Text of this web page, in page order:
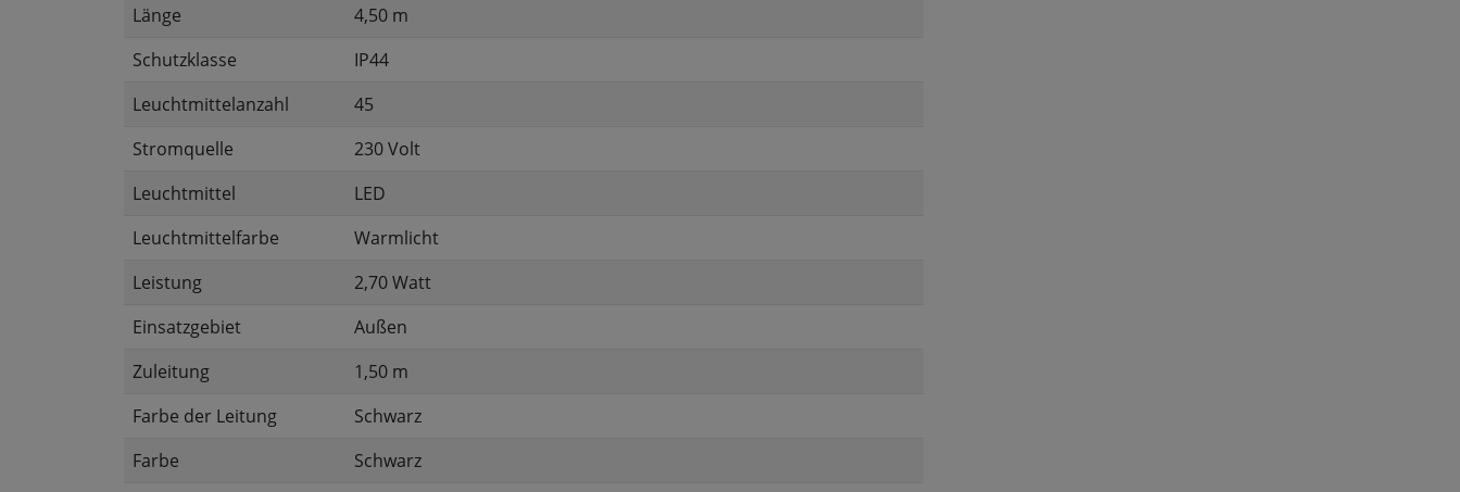
Länge
4,50 m
Schutzklasse
IP44
Leuchtmittelanzahl
45
Stromquelle
230 Volt
Leuchtmittel
LED
Leuchtmittelfarbe
Warmlicht
Leistung
2,70 Watt
Einsatzgebiet
Außen
Zuleitung
1,50 m
Farbe der Leitung
Schwarz
Farbe
Schwarz